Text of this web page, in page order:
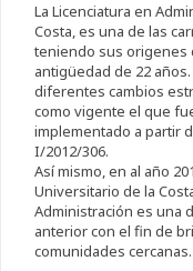
La Licenciatura en
Costa, es una de las
teniendo sus origenes
antigüedad de 22
diferentes cambios
como vigente el que
implementado a partir
I/2012/306.
Así mismo, en al año
Universitario de la
Administración es una
anterior con el fin de
comunidades cercanas.